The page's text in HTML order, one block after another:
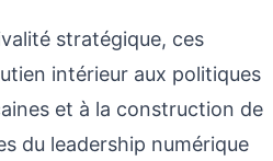
stratégique, ces
intérieur aux politiques
et à la construction de
du leadership numérique